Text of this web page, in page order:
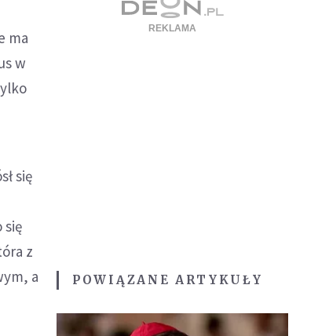
ma
w
się
się
z
a
POWIĄZANE ARTYKUŁY